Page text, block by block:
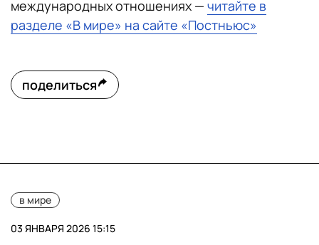
международных отношениях — читайте в
разделе «В мире» на сайте «Постньюс»
поделиться
в мире
03 ЯНВАРЯ 2026 15:15